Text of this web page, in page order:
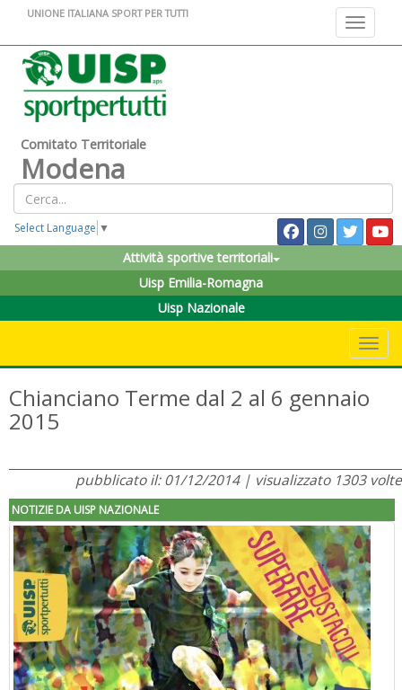
Toggle
UNIONE ITALIANA SPORT PER TUTTI
Comitato Territoriale
Modena
Select Language ▼
Attività sportive territoriali
Uisp Emilia-Romagna
Uisp Nazionale
Chianciano Terme dal 2 al 6 gennaio
2015
pubblicato il: 01/12/2014 | visualizzato 1303 volte
NOTIZIE DA UISP NAZIONALE